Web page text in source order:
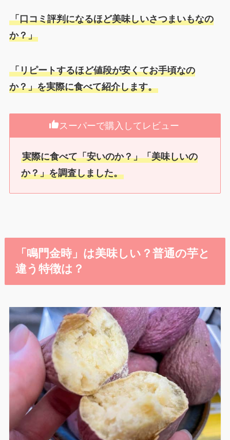
「口コミ評判になるほど美味しいさつまいもなの
か？」
「リピートするほど値段が安くてお手頃なの
か？」を実際に食べて紹介します。
スーパーで購入してレビュー
実際に食べて「安いのか？」「美味しいの
か？」を調査しました。
「鳴門金時」は美味しい？普通の芋と
違う特徴は？